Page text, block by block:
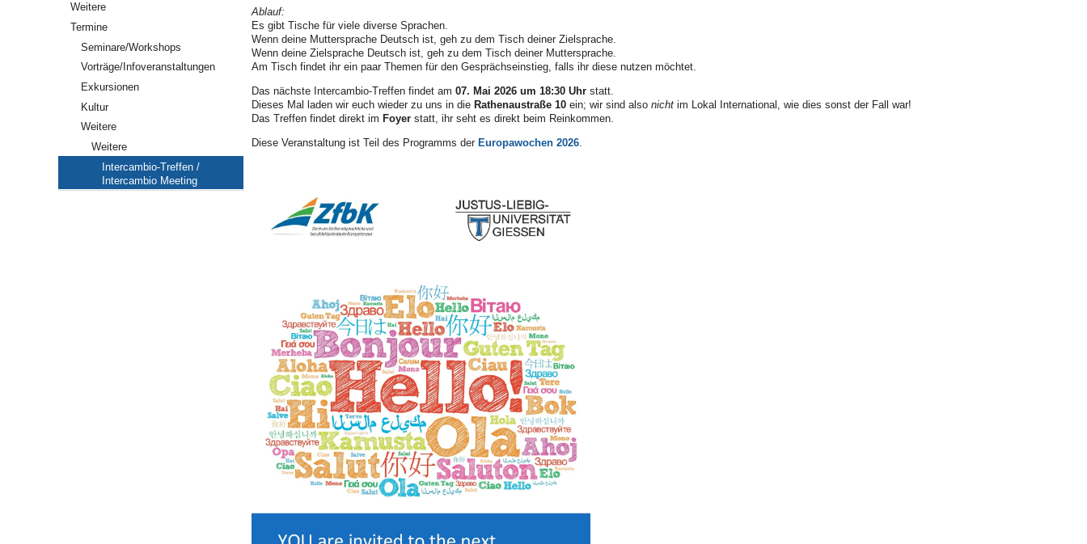
Ablauf:
Es gibt Tische für viele diverse Sprachen.
Wenn deine Muttersprache Deutsch ist, geh zu dem Tisch deiner Zielsprache.
Wenn deine Zielsprache Deutsch ist, geh zu dem Tisch deiner Muttersprache.
Am Tisch findet ihr ein paar Themen für den Gesprächseinstieg, falls ihr diese nutzen möchtet.
Das nächste Intercambio-Treffen findet am 07. Mai 2026 um 18:30 Uhr statt.
Dieses Mal laden wir euch wieder zu uns in die Rathenaustraße 10 ein; wir sind also nicht im Lokal International, wie dies sonst der Fall war!
Das Treffen findet direkt im Foyer statt, ihr seht es direkt beim Reinkommen.
Diese Veranstaltung ist Teil des Programms der Europawochen 2026
Weitere
Termine
Seminare/Workshops
Vorträge/Infoveranstaltungen
Exkursionen
Kultur
Weitere
Weitere
Intercambio-Treffen /
Intercambio Meeting